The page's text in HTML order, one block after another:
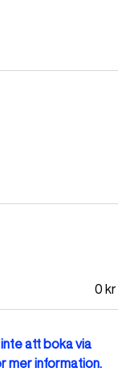
0 kr
att boka via
mer information.